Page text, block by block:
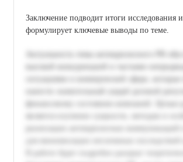
Заключение подводит итоги исследования и
формулирует ключевые выводы по теме.